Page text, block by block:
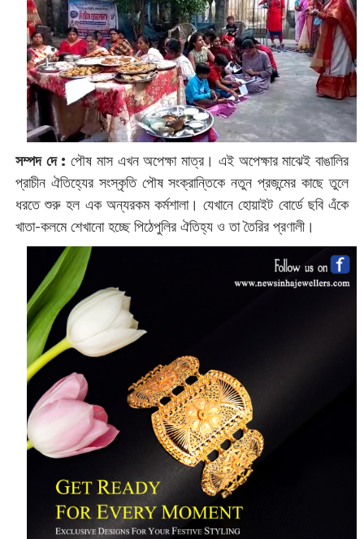
সম্পদ দে: পৌষ মাস এখন অপেক্ষা মাত্র। এই অপেক্ষার মাঝেই বাঙালির
প্রাচীন ঐতিহ্যের সংস্কৃতি পৌষ সংক্রান্তিকে নতুন প্রজন্মের কাছে তুলে
ধরতে শুরু হল এক অন্যরকম কর্মশালা। যেখানে হোয়াইট বোর্ডে ছবি এঁকে
খাতা-কলমে শেখানো হচ্ছে পিঠেপুলির ঐতিহ্য ও তা তৈরির প্রণালী।